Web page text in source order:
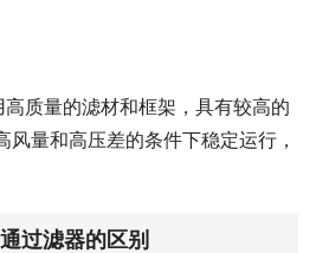
质量的滤材和框架，具有较高的
量和高压差的条件下稳定运行，
过滤器的区别